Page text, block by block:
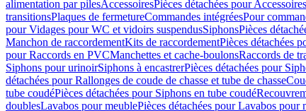
alimentation par pilesAccessoiresPièces détachées pour Accessoires
transitionsPlaques de fermetureCommandes intégréesPour
pour Vidages pour WC et vidoirs suspendusSiphonsPièces
Manchon de raccordementKits de raccordementPièces détachées
pour Raccords en PVCManchettes et cache-boulonsRaccords de
Siphons pour urinoirSiphons à encastrerPièces détachées pour
détachées pour Rallonges de coude de chasse et tube de chasse
tube coudéPièces détachées pour Siphons en tube coudé
doublesLavabos pour meublePièces détachées pour Lavabos pour